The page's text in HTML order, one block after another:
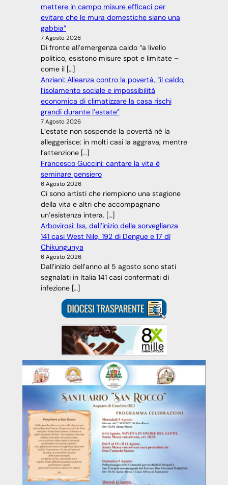
mettere in campo misure efficaci per
evitare che le mura domestiche siano una
gabbia”
7 Agosto 2026
Di fronte all’emergenza caldo “a livello
politico, esistono misure spot e limitate –
come il […]
Anziani: Alleanza contro la povertà, “il caldo,
l’isolamento sociale e impossibilità
economica di climatizzare la casa rischi
grandi durante l’estate”
7 Agosto 2026
L’estate non sospende la povertà né la
alleggerisce: in molti casi la aggrava, mentre
l’attenzione […]
Francesco Guccini: cantare la vita è
seminare pensiero
6 Agosto 2026
Ci sono artisti che riempiono una stagione
della vita e altri che accompagnano
un’esistenza intera. […]
Arbovirosi: Iss, dall’inizio della sorveglianza
141 casi West Nile, 192 di Dengue e 17 dì
Chikungunya
6 Agosto 2026
Dall’inizio dell’anno al 5 agosto sono stati
segnalati in Italia 141 casi confermati di
infezione […]